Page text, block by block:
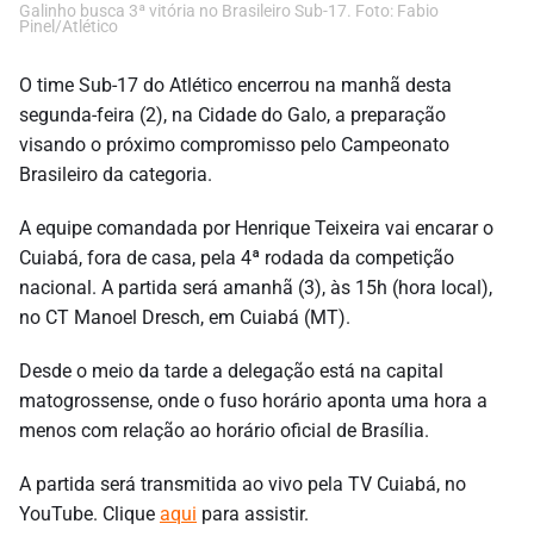
Galinho busca 3ª vitória no Brasileiro Sub-17. Foto: Fabio
Pinel/Atlético
O time Sub-17 do Atlético encerrou na manhã desta
segunda-feira (2), na Cidade do Galo, a preparação
visando o próximo compromisso pelo Campeonato
Brasileiro da categoria.
A equipe comandada por Henrique Teixeira vai encarar o
Cuiabá, fora de casa, pela 4ª rodada da competição
nacional. A partida será amanhã (3), às 15h (hora local),
no CT Manoel Dresch, em Cuiabá (MT).
Desde o meio da tarde a delegação está na capital
matogrossense, onde o fuso horário aponta uma hora a
menos com relação ao horário oficial de Brasília.
A partida será transmitida ao vivo pela TV Cuiabá, no
YouTube. Clique aqui para assistir.